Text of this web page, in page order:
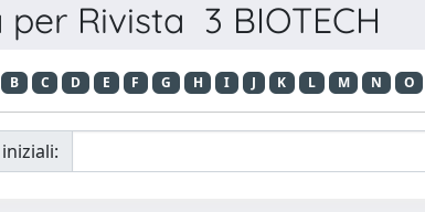
per Rivista 3 BIOTECH
B C D E F G H I J K L M N O